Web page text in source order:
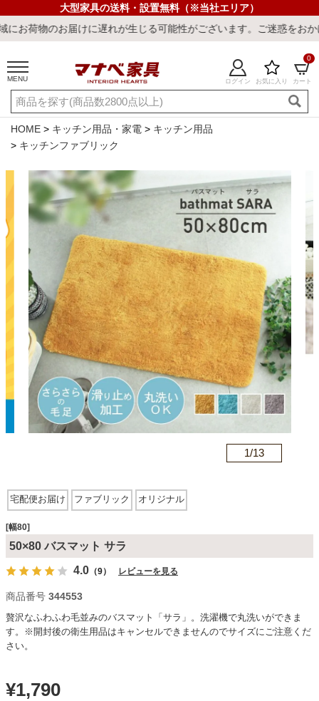
大型家具の送料・設置無料（※当社エリア）
に遅れが生じる可能性がございます。ご迷惑をおかけしまして誠に
MENU ログイン お気に入り カート
0
ご利用ガイド 新規会員登録
店舗一覧 閲覧履歴
よくある質問
キーワード・商品番号で探す
最短発送 冷感ラグ 冷感寝具 ワークデスク ウィルトンラ
カテゴリから探す
ソファ
ダイニングテーブル・セット
椅子・チェア
食器棚・キッチン収納
HOME キッチン用品・家電
キッチン用品
キッチンファブリック
1/13
宅配便お届け ファブリック オリジナル
[幅80]
50×80 バスマット サラ
4.0 （9） レビューを見る
商品番号 344553
贅沢なふわふわ毛並みのバスマット「サラ」。洗濯機で丸洗いができま
す。※開封後の衛生用品はキャンセルできませんのでサイズにご注意くだ
さい。
¥1,790